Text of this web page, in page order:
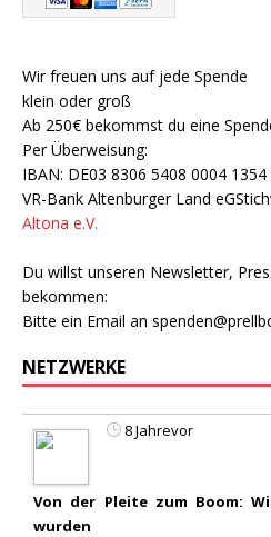
Wir freuen uns auf jede Spende
klein oder groß
Ab 250€ bekommst du eine
Per Überweisung:
IBAN: DE03 8306 5408 0004 1354
VR-Bank Altenburger Land
Altona e.V.
Du willst unseren Newsletter,
bekommen:
Bitte ein Email an
NETZWERKE
8 Jahrevor
Von der Pleite zum Boom:
wurden